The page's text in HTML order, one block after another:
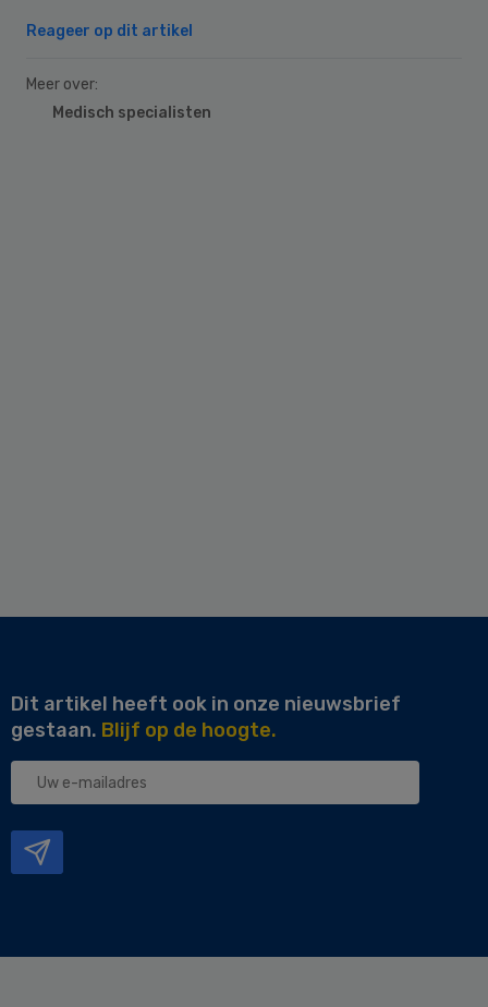
Reageer op dit artikel
Meer over:
Medisch specialisten
Dit artikel heeft ook in onze nieuwsbrief
gestaan. Blijf op de hoogte.
Uw